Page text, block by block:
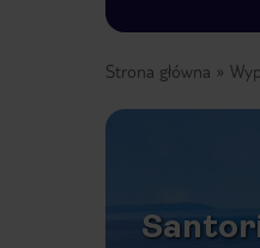
Strona główna